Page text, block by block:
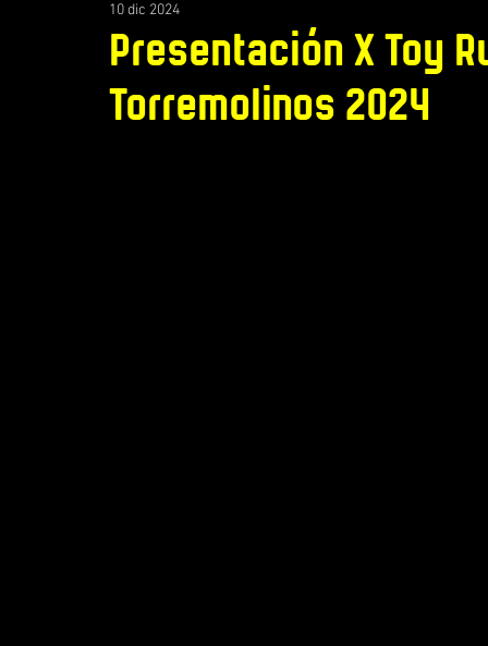
Presentación X Toy
Torremolinos 2024
10 dic 2024